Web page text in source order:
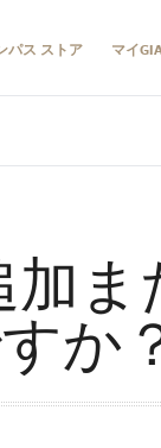
パス ストア マイ
加ま
か